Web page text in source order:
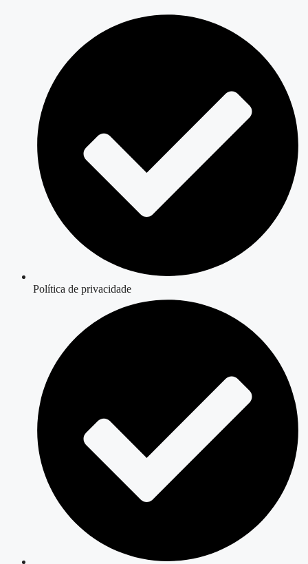
Política de privacidade